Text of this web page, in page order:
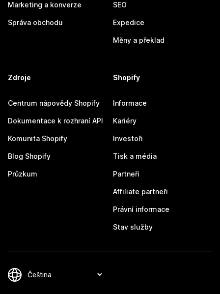
Marketing a konverze
Správa obchodu
SEO
Expedice
Měny a překlad
Zdroje
Centrum nápovědy Shopify
Dokumentace k rozhraní API
Komunita Shopify
Blog Shopify
Průzkum
Shopify
Informace
Kariéry
Investoři
Tisk a média
Partneři
Affiliate partneři
Právní informace
Stav služby